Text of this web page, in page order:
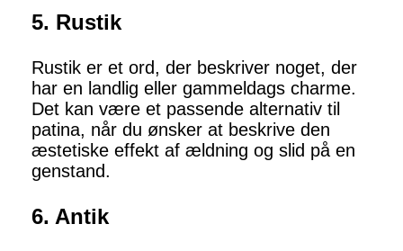
5. Rustik
Rustik er et ord, der beskriver noget, der
har en landlig eller gammeldags charme.
Det kan være et passende alternativ til
patina, når du ønsker at beskrive den
æstetiske effekt af ældning og slid på en
genstand.
6. Antik